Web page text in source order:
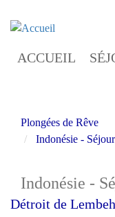
Aller
contenu
ACCUEIL
Plongées de Rêve
Indonésie -
Indonésie -
Détroit de